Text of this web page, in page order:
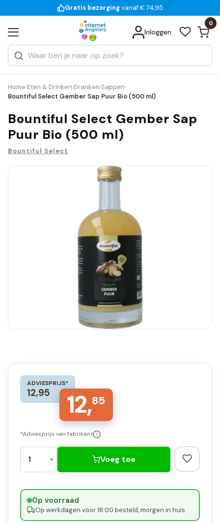
voor 18:00 uur besteld
Gratis bezorging
14 dagen bedenktijd
Inloggen
0
Zoeken
Categorieën
Merken
Bekijk alle resultaten
Home›Eten & Drinken›Dranken›Sappen›
Bountiful Select Gember Sap Puur Bio (500 ml)
Bountiful Select Gember Sap
Puur Bio (500 ml)
Bountiful Select
ADVIESPRIJS*
12,95 12,85
*Adviesprijs van fabrikant i
Voeg toe
Op voorraad·
Op werkdagen voor 18:00 besteld, morgen in huis